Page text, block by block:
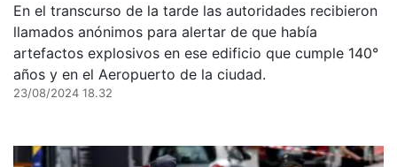
En el transcurso de la tarde las autoridades recibieron
llamados anónimos para alertar de que había
artefactos explosivos en ese edificio que cumple 140°
años y en el Aeropuerto de la ciudad.
23/08/2024 18.32